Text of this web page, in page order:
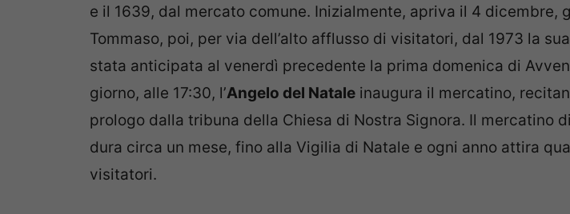
e il 1639, dal mercato comune. Inizialmente, apriva il 4 dicembre,
Tommaso, poi, per via dell’alto afflusso di visitatori, dal 1973 la
stata anticipata al venerdì precedente la prima domenica di
giorno, alle 17:30, l’Angelo del Natale inaugura il mercatino,
prologo dalla tribuna della Chiesa di Nostra Signora. Il mercatino
dura circa un mese, fino alla Vigilia di Natale e ogni anno attira
visitatori.